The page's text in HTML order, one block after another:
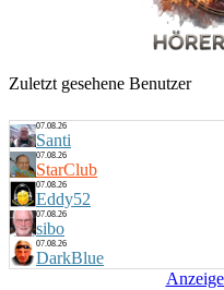
Zuletzt gesehene Benutzer
07.08.26
Santi
07.08.26
StarClub
07.08.26
Eddy52
07.08.26
sibo
07.08.26
DarkBlue